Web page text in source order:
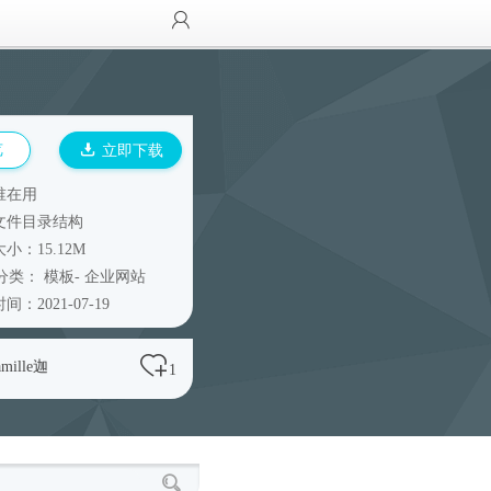
立即下载
在用
件目录结构
小：15.12M
类： 模板- 企业网站
间：2021-07-19
迦 1